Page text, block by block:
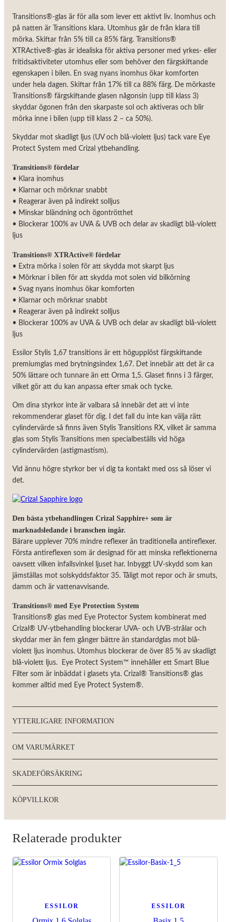
Transitions®-glas är för alla som lever ett aktivt liv. Inomhus och
på natten är Transitions klara. Utomhus går de från klara till
mörka. Skiftar från 5% till ca 85% färg. Transitions®
XTRActive®-glas är idealiska för aktiva personer med yrkes- eller
fritidsaktiviteter utomhus eller som behöver den färgskiftande
egenskapen i bilen. En svag nyans inomhus ökar komforten
under hela dagen. Skiftar från 17% till ca 88% färg. De mörkaste
Transitions® färgskiftande glasen någonsin (upp till klass 3)
skyddar ögonen från den skarpaste sol och aktiveras och blir
mörka inne i bilen (upp till klass 2 – ca 50%).
Skyddar mot skadligt ljus (UV och blå-violett ljus) tack vare Eye
Protect System med Crizal ytbehandling.
Transitions® fördelar
• Klara inomhus
• Klarnar och mörknar snabbt
• Reagerar även på indirekt solljus
• Minskar bländning och ögontrötthet
• Blockerar 100% av UVA & UVB och delar av skadligt blå-violett
ljus
Transitions® XTRActive® fördelar
• Extra mörka i solen för att skydda mot skarpt ljus
• Mörknar i bilen för att skydda mot solen vid bilkörning
• Svag nyans inomhus ökar komforten
• Klarnar och mörknar snabbt
• Reagerar även på indirekt solljus
• Blockerar 100% av UVA & UVB och delar av skadligt blå-violett
ljus
Essilor Stylis 1,67 transitions är ett högupplöst färgskiftande
premiumglas med brytningsindex 1,67. Det innebär att det är ca
50% lättare och tunnare än ett Orma 1,5. Glaset finns i 3 färger,
vilket gör att du kan anpassa efter smak och tycke.
Om dina styrkor inte är valbara så innebär det att vi inte
rekommenderar glaset för dig. I det fall du inte kan välja rätt
cylindervärde så finns även Stylis Transitions RX, vilket är samma
glas som Stylis Transitions men specialbeställs vid höga
cylindervärden (astigmastism).
Vid ännu högre styrkor ber vi dig ta kontakt med oss så löser vi
det.
Den bästa ytbehandlingen Crizal Sapphire+ som är
marknadsledande i branschen ingår.
Bärare upplever 70% mindre reflexer än traditionella antireflexer.
Första antireflexen som är designad för att minska reflektionerna
oavsett vilken infallsvinkel ljuset har. Inbyggt UV-skydd som kan
jämställas mot solskyddsfaktor 35. Tåligt mot repor och är smuts,
damm och är vattenavvisande.
Transitions® med Eye Protection System
Transitions® glas med Eye Protector System kombinerat med
Crizal® UV-ytbehandling blockerar UVA- och UVB-strålar och
skyddar mer än fem gånger bättre än standardglas mot blå-
violett ljus inomhus. Utomhus blockerar de över 85 % av skadligt
blå-violett ljus. Eye Protect System™ innehåller ett Smart Blue
Filter som är inbäddat i glasets yta. Crizal® Transitions® glas
kommer alltid med Eye Protect System®.
YTTERLIGARE INFORMATION
OM VARUMÄRKET
SKADEFÖRSÄKRING
KÖPVILLKOR
Relaterade produkter
ESSILOR ESSILOR